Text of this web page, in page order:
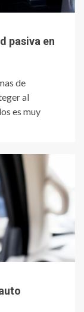
pasiva en
de
al
es muy